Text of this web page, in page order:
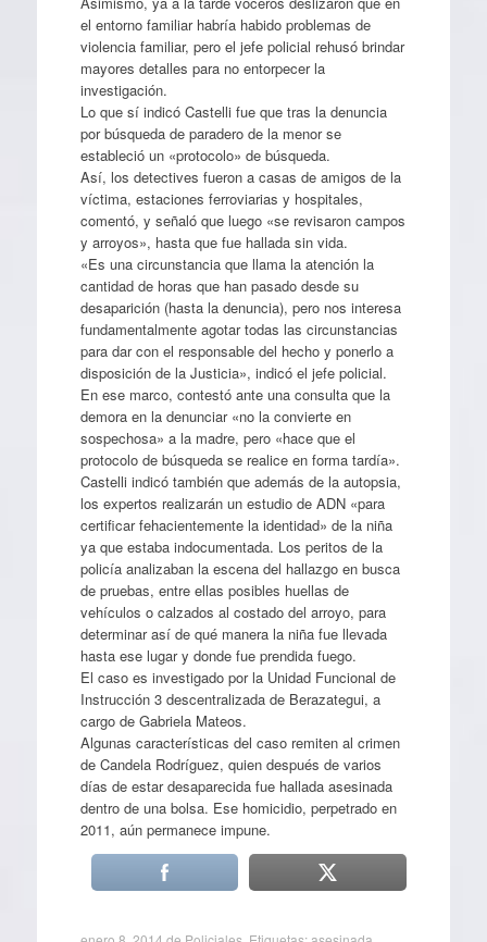
el entorno familiar habría habido problemas de
violencia familiar, pero el jefe policial rehusó brindar
mayores detalles para no entorpecer la
investigación.
Lo que sí indicó Castelli fue que tras la denuncia
por búsqueda de paradero de la menor se
estableció un «protocolo» de búsqueda.
Así, los detectives fueron a casas de amigos de la
víctima, estaciones ferroviarias y hospitales,
comentó, y señaló que luego «se revisaron campos
y arroyos», hasta que fue hallada sin vida.
«Es una circunstancia que llama la atención la
cantidad de horas que han pasado desde su
desaparición (hasta la denuncia), pero nos interesa
fundamentalmente agotar todas las circunstancias
para dar con el responsable del hecho y ponerlo a
disposición de la Justicia», indicó el jefe policial.
En ese marco, contestó ante una consulta que la
demora en la denunciar «no la convierte en
sospechosa» a la madre, pero «hace que el
protocolo de búsqueda se realice en forma tardía».
Castelli indicó también que además de la autopsia,
los expertos realizarán un estudio de ADN «para
certificar fehacientemente la identidad» de la niña
ya que estaba indocumentada. Los peritos de la
policía analizaban la escena del hallazgo en busca
de pruebas, entre ellas posibles huellas de
vehículos o calzados al costado del arroyo, para
determinar así de qué manera la niña fue llevada
hasta ese lugar y donde fue prendida fuego.
El caso es investigado por la Unidad Funcional de
Instrucción 3 descentralizada de Berazategui, a
cargo de Gabriela Mateos.
Algunas características del caso remiten al crimen
de Candela Rodríguez, quien después de varios
días de estar desaparecida fue hallada asesinada
dentro de una bolsa. Ese homicidio, perpetrado en
2011, aún permanece impune.